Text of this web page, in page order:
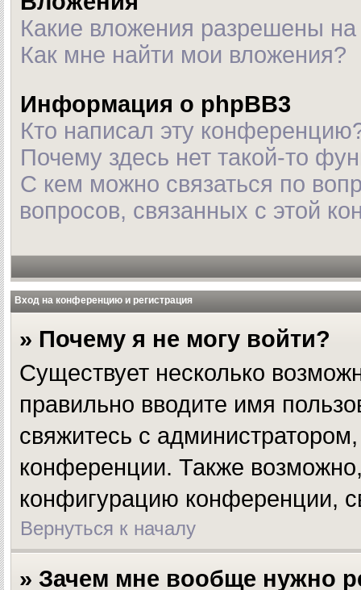
Какие вложения разрешены
Как мне найти мои вложения?
Информация о phpBB3
Кто написал эту
Почему здесь нет такой-то
С кем можно связаться по
вопросов, связанных с этой
Вход на конференцию и регистрация
» Почему я не могу войти?
Существует несколько
правильно вводите имя
свяжитесь с
конференции. Также
конфигурацию конференции,
Вернуться к началу
» Зачем мне вообще нужно